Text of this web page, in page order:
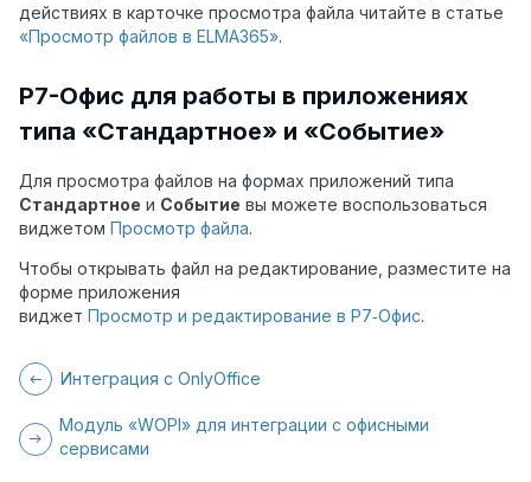
действиях в карточке просмотра файла читайте в статье
«Просмотр файлов в ELMA365».
Р7-Офис для работы в приложениях
типа «Стандартное» и «Событие»
Для просмотра файлов на формах приложений типа
Стандартное и Событие вы можете воспользоваться
виджетом Просмотр файла.
Чтобы открывать файл на редактирование, разместите на
форме приложения
виджет Просмотр и редактирование в Р7‑Офис.
Интеграция с OnlyOffice
Модуль «WOPI» для интеграции с офисными
сервисами